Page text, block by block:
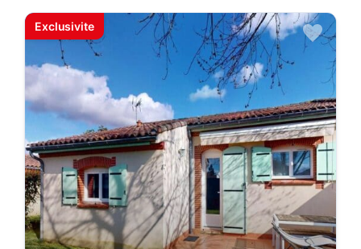
Exclusivite